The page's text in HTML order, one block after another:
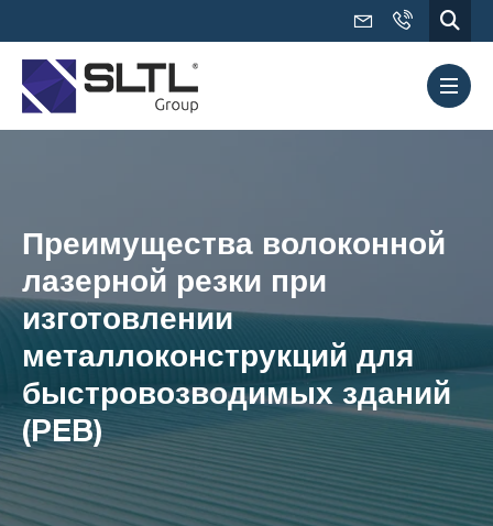
Преимущества волоконной
лазерной резки при
изготовлении
металлоконструкций для
быстровозводимых зданий
(PEB)